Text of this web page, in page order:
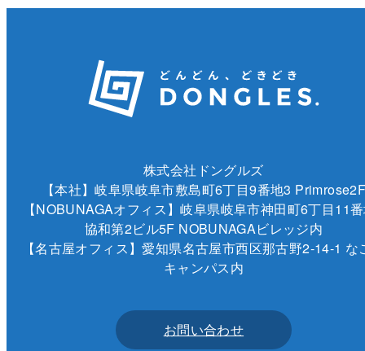
株式会社ドングルズ
【本社】岐阜県岐阜市敷島町6丁目9番地3
【NOBUNAGAオフィス】岐阜県岐阜市神田町6丁目11
協和第2ビル5F NOBUNAGAビレッジ内
【名古屋オフィス】愛知県名古屋市西区那古野2-14-1 な
キャンパス内
お問い合わせ